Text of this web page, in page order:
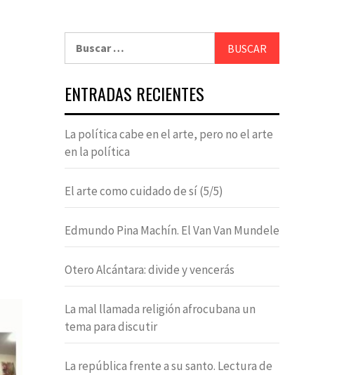
ENTRADAS RECIENTES
La política cabe en el arte, pero no el arte
en la política
El arte como cuidado de sí (5/5)
Edmundo Pina Machín. El Van Van Mundele
Otero Alcántara: divide y vencerás
La mal llamada religión afrocubana un
tema para discutir
La república frente a su santo. Lectura de